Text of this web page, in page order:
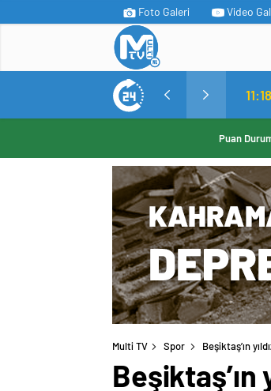
Foto Galeri Video
11:18
Puan
Multi TV Spor Beşiktaş’ın
Beşiktaş’ın